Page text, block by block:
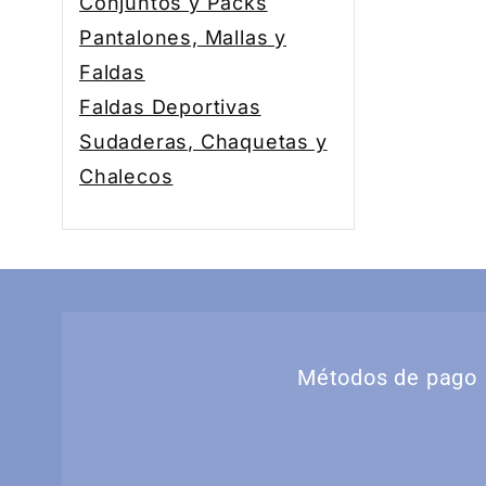
Pantalones, Mallas y
Faldas
Faldas Deportivas
Sudaderas, Chaquetas y
Chalecos
Métodos de pago